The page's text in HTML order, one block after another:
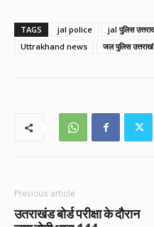
TAGS jal police jal पुलिस
Uttrakhand news
जल पुलिस
Previous article
उतराखंड बोर्ड परीक्षा के दौरान